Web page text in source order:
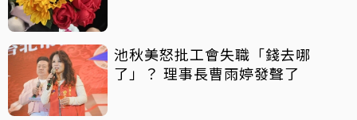
池秋美怒批工會失職「錢去哪
了」？ 理事長曹雨婷發聲了